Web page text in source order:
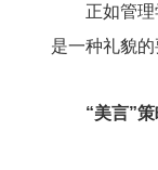
正如管
是一种礼貌
“美言”